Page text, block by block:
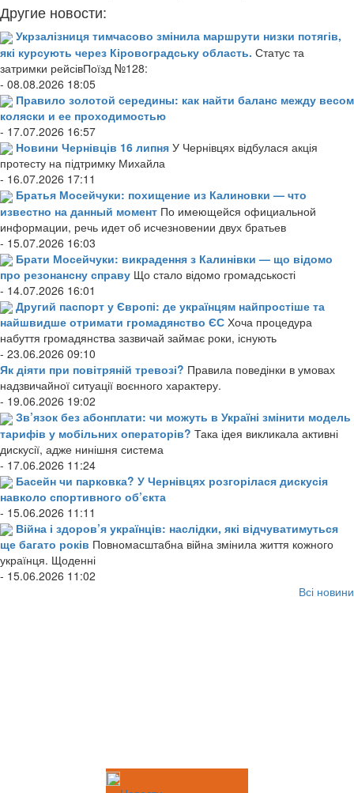
Другие новости:
Укрзалізниця тимчасово змінила маршрути низки потягів,
які курсують через Кіровоградську область. Статус та
затримки рейсівПоїзд №128:
- 08.08.2026 18:05
Правило золотой середины: как найти баланс между весом
коляски и ее проходимостью
- 17.07.2026 16:57
Новини Чернівців 16 липня У Чернівцях відбулася акція
протесту на підтримку Михайла
- 16.07.2026 17:11
Братья Мосейчуки: похищение из Калиновки — что
известно на данный момент По имеющейся официальной
информации, речь идет об исчезновении двух братьев
- 15.07.2026 16:03
Брати Мосейчуки: викрадення з Калинівки — що відомо
про резонансну справу Що стало відомо громадськості
- 14.07.2026 16:01
Другий паспорт у Європі: де українцям найпростіше та
найшвидше отримати громадянство ЄС Хоча процедура
набуття громадянства зазвичай займає роки, існують
- 23.06.2026 09:10
Як діяти при повітряній тревозі? Правила поведінки в умовах
надзвичайної ситуації воєнного характеру.
- 19.06.2026 19:02
Зв’язок без абонплати: чи можуть в Україні змінити модель
тарифів у мобільних операторів? Така ідея викликала активні
дискусії, адже нинішня система
- 17.06.2026 11:24
Басейн чи парковка? У Чернівцях розгорілася дискусія
навколо спортивного об’єкта
- 15.06.2026 11:11
Війна і здоров’я українців: наслідки, які відчуватимуться
ще багато років Повномасштабна війна змінила життя кожного
українця. Щоденні
- 15.06.2026 11:02
Всі новини